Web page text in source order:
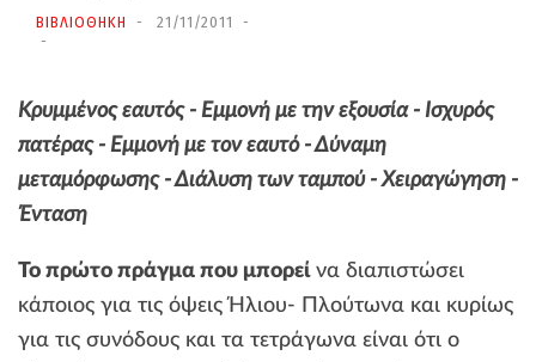
ΒΙΒΛΙΟΘΗΚΗ 21/11/2011
Κρυμμένος εαυτός - Εμμονή με την εξουσία - Ισχυρός
πατέρας - Εμμονή με τον εαυτό - Δύναμη
μεταμόρφωσης - Διάλυση των ταμπού - Χειραγώγηση -
Ένταση
Το πρώτο πράγμα που μπορείνα διαπιστώσει
κάποιος για τις όψεις Ήλιου- Πλούτωνα και κυρίως
για τις συνόδους και τα τετράγωνα είναι ότι ο